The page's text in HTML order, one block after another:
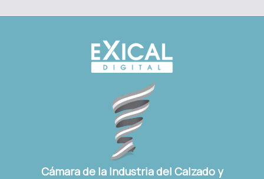
Cámara de la Industria del Calzado y